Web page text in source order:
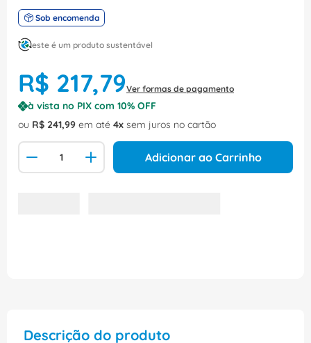
Sob encomenda
este é um produto sustentável
R$ 217,79Ver formas de pagamento
à vista no PIX com 10% OFF
ou R$ 241,99 em até 4 sem juros no cartão
Adicionar ao Carrinho
Descrição do produto